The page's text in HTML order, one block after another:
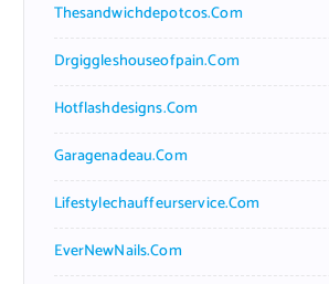
Thesandwichdepotcos.com
Drgiggleshouseofpain.com
Hotflashdesigns.com
Garagenadeau.com
Lifestylechauffeurservice.com
EverNewNails.com